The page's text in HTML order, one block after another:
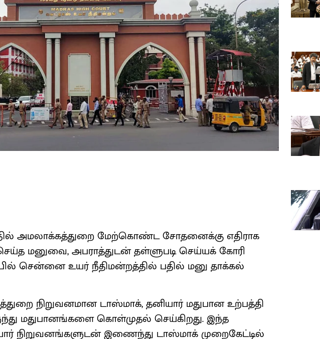
அமலாக்கத்துறை மேற்கொண்ட சோதனைக்கு எதிராக
மனுவை, அபராத்துடன் தள்ளுபடி செய்யக் கோரி
சென்னை உயர் நீதிமன்றத்தில் பதில் மனு தாக்கல்
நிறுவனமான டாஸ்மாக், தனியார் மதுபான உற்பத்தி
மதுபானங்களை கொள்முதல் செய்கிறது. இந்த
நிறுவனங்களுடன் இணைந்து டாஸ்மாக் முறைகேட்டில்